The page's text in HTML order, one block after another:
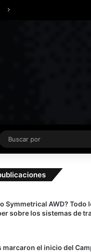
o Symmetrical AWD? Todo
sobre los sistemas de
marcaron el inicio del